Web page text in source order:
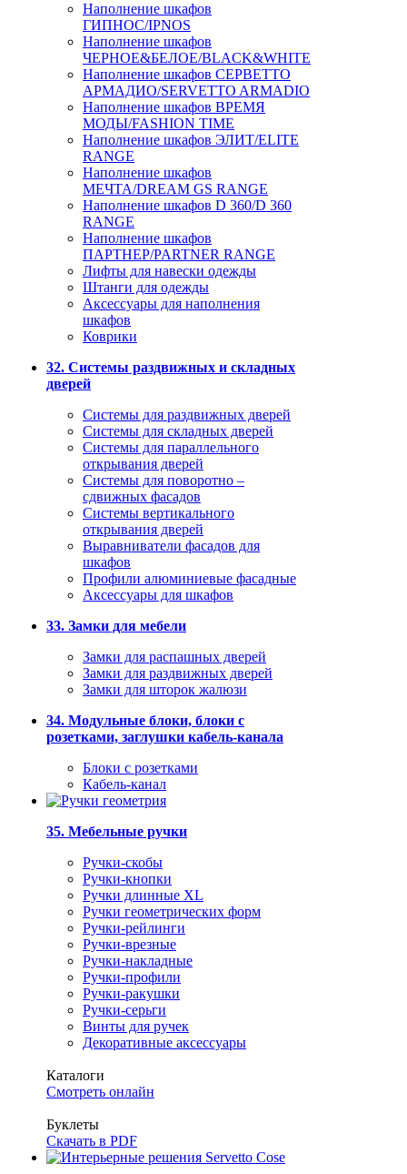
Наполнение шкафов
ГИПНОС/IPNOS
Наполнение шкафов
ЧЕРНОЕ&БЕЛОЕ/BLACK&WHITE
Наполнение шкафов СЕРВЕТТО
АРМАДИО/SERVETTO ARMADIO
Наполнение шкафов ВРЕМЯ
МОДЫ/FASHION TIME
Наполнение шкафов ЭЛИТ/ELITE
RANGE
Наполнение шкафов
МЕЧТА/DREAM GS RANGE
Наполнение шкафов D 360/D 360
RANGE
Наполнение шкафов
ПАРТНЕР/PARTNER RANGE
Лифты для навески одежды
Штанги для одежды
Аксессуары для наполнения
шкафов
Коврики
32. Системы раздвижных и складных
дверей
Системы для раздвижных дверей
Системы для складных дверей
Системы для параллельного
открывания дверей
Системы для поворотно –
сдвижных фасадов
Системы вертикального
открывания дверей
Выравниватели фасадов для
шкафов
Профили алюминиевые фасадные
Аксессуары для шкафов
33. Замки для мебели
Замки для распашных дверей
Замки для раздвижных дверей
Замки для шторок жалюзи
34. Модульные блоки, блоки с
розетками, заглушки кабель-канала
Блоки с розетками
Кабель-канал
35. Мебельные ручки
Ручки-скобы
Ручки-кнопки
Ручки длинные XL
Ручки геометрических форм
Ручки-рейлинги
Ручки-врезные
Ручки-накладные
Ручки-профили
Ручки-ракушки
Ручки-серьги
Винты для ручек
Декоративные аксессуары
Каталоги
Смотреть онлайн
Буклеты
Скачать в PDF